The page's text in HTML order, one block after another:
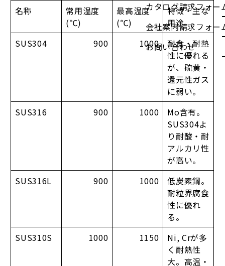
カタログ請求フォー
会社案内請求フォー
お問い合わせ
名称
常用温度
(℃)
最高温度
(℃)
特徴・主な
用途
SUS304
900 1000
耐食・耐熱
性に優れる
が、硫黄・
還元性ガス
に弱い。
SUS316
900 1000
Mo含有。
SUS304よ
り耐酸・耐
アルカリ性
が高い。
SUS316L
900 1000
低炭素鋼。
耐粒界腐食
性に優れ
る。
SUS310S
1000 1150
Ni, Crが多
く耐熱性
大。高温・